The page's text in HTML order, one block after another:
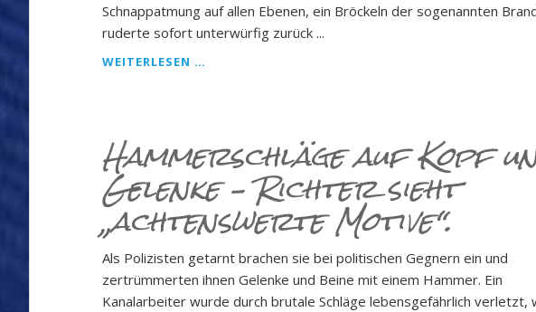
Schnappatmung auf allen Ebenen, ein Bröckeln der soge­nann­ten
ruderte sofort unterwürfig zurück ...
WEITERLESEN …
„POLITISCH
UNKORREKTE“
AMPELANLAGEN.
Hammerschläge auf Kopf
Gelenke – Richter sieht
„achtenswerte Motive“.
Als Polizisten getarnt brachen sie bei politischen Gegnern ein und
zertrümmerten ihnen Gelenke und Beine mit einem Ham­mer. Ein
Kanalarbeiter wurde durch brutale Schläge lebensgefährlich verletzt,